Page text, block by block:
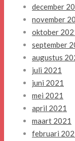
december
november
oktober
september
augustus
juli 2021
juni 2021
mei 2021
april 2021
maart 2021
februari